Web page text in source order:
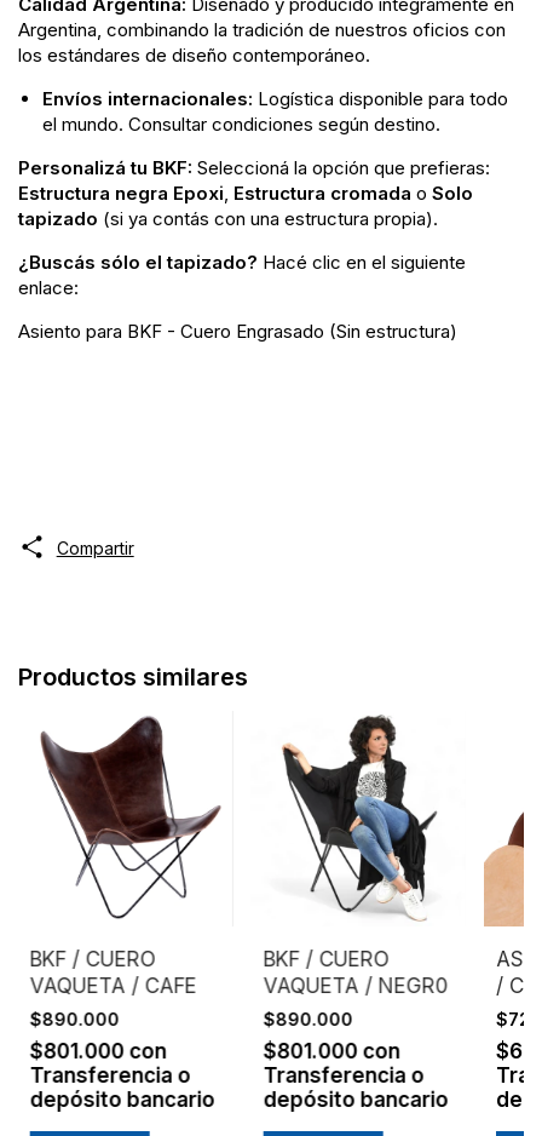
Argentina, combinando la tradición de nuestros oficios con
los estándares de diseño contemporáneo.
Envíos internacionales: Logística disponible para todo
el mundo. Consultar condiciones según destino.
Personalizá tu BKF: Seleccioná la opción que prefieras:
Estructura negra Epoxi, Estructura cromada o Solo
tapizado (si ya contás con una estructura propia).
¿Buscás sólo el tapizado? Hacé clic en el siguiente
enlace:
Asiento para BKF - Cuero Engrasado (Sin estructura)
Compartir
Productos similares
BKF / CUERO
VAQUETA / CAFE
$890.000
$801.000 con
Transferencia o
depósito bancario
BKF / CUERO
VAQUETA / NEGR0
$890.000
$801.000 con
Transferencia o
depósito bancario
/
/